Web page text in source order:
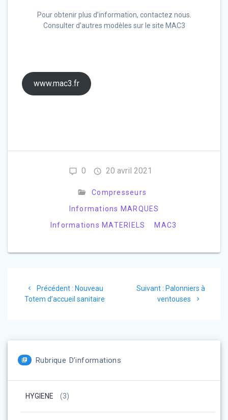
Pour obtenir plus d’information, contactez nous.
Consulter d’autres modèles sur le site MAC3
www.mac3.fr
0 20 avril 2021
Compresseurs
Informations MARQUES
Informations MATERIELS
MAC3
de
Précédent : Article
précédent
Nouveau
Totem d’accueil sanitaire
Suivant : Article
suivant
Palonniers à
ventouses
Rubrique D’informations
HYGIENE (3)